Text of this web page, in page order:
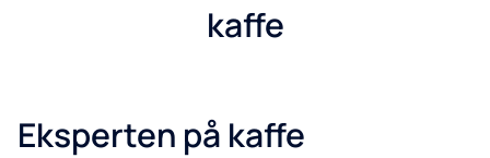
kaffe
Eksperten på kaffe